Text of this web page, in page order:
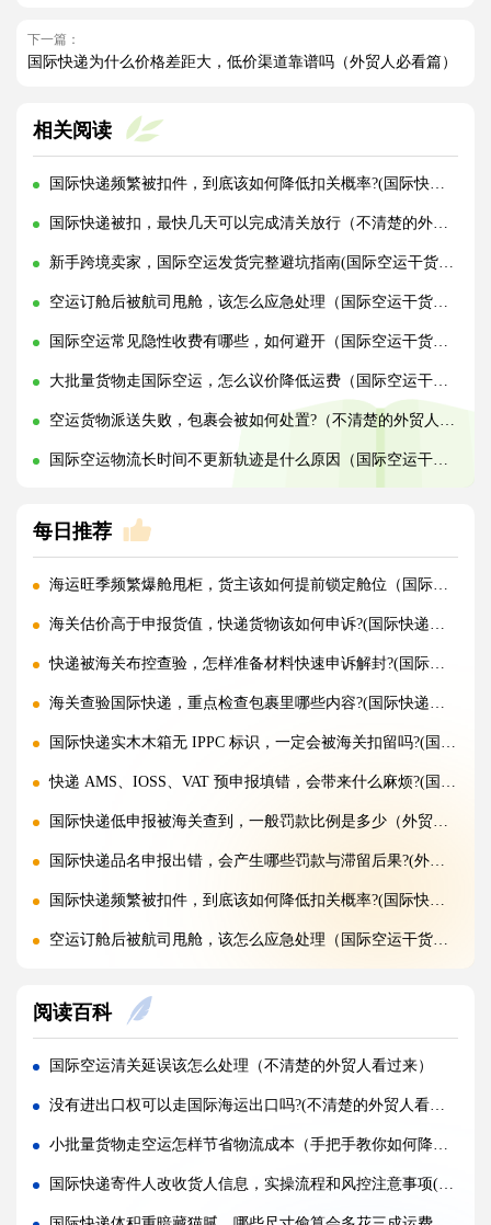
下一篇：
国际快递为什么价格差距大，低价渠道靠谱吗（外贸人必看篇）
相关阅读
国际快递频繁被扣件，到底该如何降低扣关概率?(国际快递干货知识分享)
国际快递被扣，最快几天可以完成清关放行（不清楚的外贸人看过来）
新手跨境卖家，国际空运发货完整避坑指南(国际空运干货知识分享)
空运订舱后被航司甩舱，该怎么应急处理（国际空运干货知识分享）
国际空运常见隐性收费有哪些，如何避开（国际空运干货知识分享）
大批量货物走国际空运，怎么议价降低运费（国际空运干货知识分享）
空运货物派送失败，包裹会被如何处置?（不清楚的外贸人看过来）
国际空运物流长时间不更新轨迹是什么原因（国际空运干货知识分享）
每日推荐
海运旺季频繁爆舱甩柜，货主该如何提前锁定舱位（国际海运干货知识分享）
海关估价高于申报货值，快递货物该如何申诉?(国际快递干货知识分享)
快递被海关布控查验，怎样准备材料快速申诉解封?(国际快递干货知识分享)
海关查验国际快递，重点检查包裹里哪些内容?(国际快递干货知识分享)
国际快递实木木箱无 IPPC 标识，一定会被海关扣留吗?(国际快递干货知识分享)
快递 AMS、IOSS、VAT 预申报填错，会带来什么麻烦?(国际快递干货知识分享)
国际快递低申报被海关查到，一般罚款比例是多少（外贸人请注意）
国际快递品名申报出错，会产生哪些罚款与滞留后果?(外贸人请注意)
国际快递频繁被扣件，到底该如何降低扣关概率?(国际快递干货知识分享)
空运订舱后被航司甩舱，该怎么应急处理（国际空运干货知识分享）
加急国际空运真的能提速，靠谱吗?(国际空运干货知识分享)
FBA 空运出现丢件破损，理赔流程怎么走（国际空运干货知识分享）
FBA 空运头程该怎么挑选靠谱物流货代（国际空运干货知识分享）
FBA 空运货物超重超尺寸会产生哪些附加费?(不清楚的亚马逊卖家看过来)
亚马逊 FBA 空运，空派和纯空运该怎么选择?(不清楚的亚马逊卖家看过来)
空运货物被海关布控，如何快速提交材料申诉（国际空运干货知识分享）
阅读百科
国际空运清关延误该怎么处理（不清楚的外贸人看过来）
没有进出口权可以走国际海运出口吗?(不清楚的外贸人看过来)
小批量货物走空运怎样节省物流成本（手把手教你如何降低国际空运费）
国际快递寄件人改收货人信息，实操流程和风控注意事项(国际快递干货知识分享)